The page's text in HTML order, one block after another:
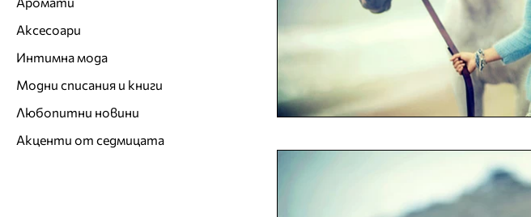
Аксесоари
Интимна мода
Модни списания и книги
Любопитни новини
Акценти от седмицата